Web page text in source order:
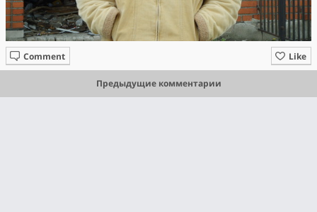
Like
Comment
Предыдущие комментарии